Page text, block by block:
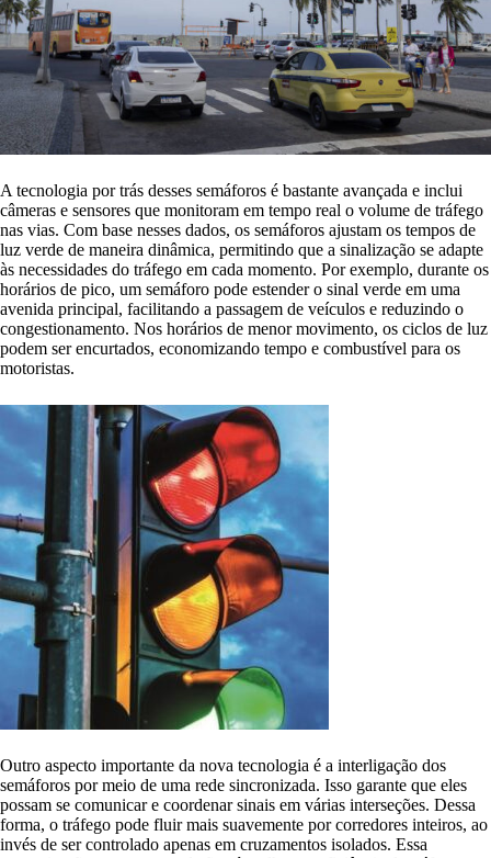
A tecnologia por trás desses semáforos é bastante avançada e inclui
câmeras e sensores que monitoram em tempo real o volume de tráfego
nas vias. Com base nesses dados, os semáforos ajustam os tempos de
luz verde de maneira dinâmica, permitindo que a sinalização se adapte
às necessidades do tráfego em cada momento. Por exemplo, durante os
horários de pico, um semáforo pode estender o sinal verde em uma
avenida principal, facilitando a passagem de veículos e reduzindo o
congestionamento. Nos horários de menor movimento, os ciclos de luz
podem ser encurtados, economizando tempo e combustível para os
motoristas.
Outro aspecto importante da nova tecnologia é a interligação dos
semáforos por meio de uma rede sincronizada. Isso garante que eles
possam se comunicar e coordenar sinais em várias interseções. Dessa
forma, o tráfego pode fluir mais suavemente por corredores inteiros, ao
invés de ser controlado apenas em cruzamentos isolados. Essa